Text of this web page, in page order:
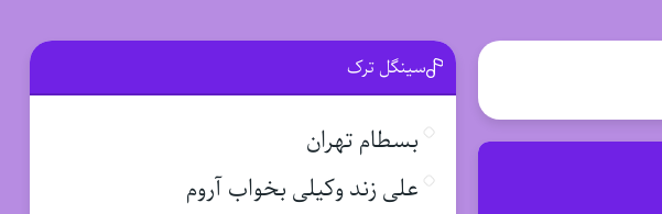
سینگل ترک
بسطام تهران
علی زند وکیلی بخواب آروم